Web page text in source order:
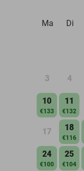
Ma
Di
3 4
10
€133
11
€132
17 18
€116
24
€100
25
€104